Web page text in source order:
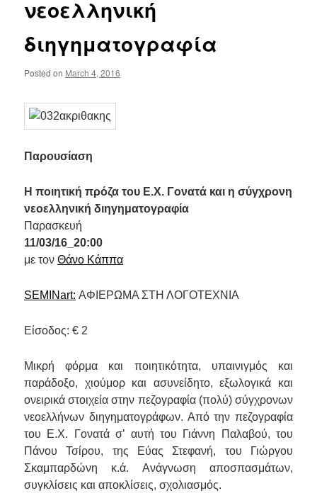
νεοελληνική
διηγηματογραφία
Posted on March 4, 2016
Παρουσίαση
Η ποιητική πρόζα του Ε.Χ. Γονατά και η σύγχρονη
νεοελληνική διηγηματογραφία
Παρασκευή
11/03/16_20:00
με τονΘάνο Κάππα
SEMINart: ΑΦΙΕΡΩΜΑ ΣΤΗ ΛΟΓΟΤΕΧΝΙΑ
Είσοδος: € 2
Μικρή φόρμα και ποιητικότητα, υπαινιγμός και
παράδοξο, χιούμορ και ασυνείδητο, εξωλογικά και
ονειρικά στοιχεία στην πεζογραφία (πολύ) σύγχρονων
νεοελλήνων διηγηματογράφων. Από την πεζογραφία
του Ε.Χ. Γονατά σ’ αυτή του Γιάννη Παλαβού, του
Πάνου Τσίρου, της Εύας Στεφανή, του Γιώργου
Σκαμπαρδώνη κ.ά. Ανάγνωση αποσπασμάτων,
συγκλίσεις και αποκλίσεις, σχολιασμός.